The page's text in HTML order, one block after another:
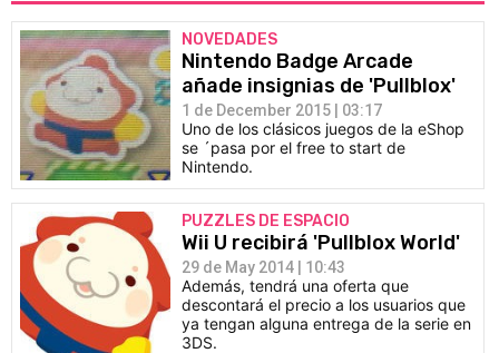
NOVEDADES
Nintendo Badge Arcade
añade insignias de 'Pullblox'
1 de December 2015 | 03:17
Uno de los clásicos juegos de la eShop
se ´pasa por el free to start de
Nintendo.
PUZZLES DE ESPACIO
Wii U recibirá 'Pullblox World'
29 de May 2014 | 10:43
Además, tendrá una oferta que
descontará el precio a los usuarios que
ya tengan alguna entrega de la serie en
3DS.